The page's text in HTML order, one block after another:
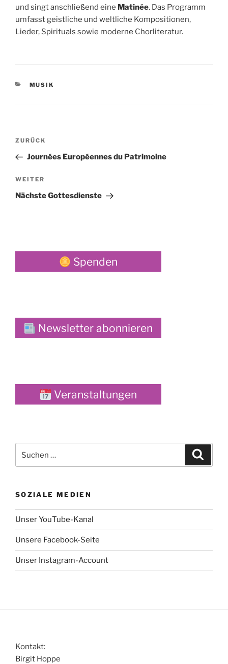
und singt anschließend eine Matinée. Das Programm
umfasst geistliche und weltliche Kompositionen,
Lieder, Spirituals sowie moderne Chorliteratur.
KATEGORIEN
MUSIK
Beitragsnavigation
Vorheriger
Beitrag
ZURÜCK
Journées Européennes du Patrimoine
Nächster
Beitrag
WEITER
Nächste Gottesdienste
Spenden
Newsletter abonnieren
Veranstaltungen
nach:
SOZIALE MEDIEN
Unser YouTube-Kanal
Unsere Facebook-Seite
Unser Instagram-Account
Kontakt:
Birgit Hoppe